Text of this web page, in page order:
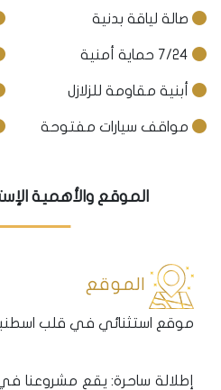
صالة لياقة بدنية
أبنية مقاومة للزلازل
مواقف سيارات مفتوحة
الموقع والأهمية
الموقع
موقع استثنائي في قلب
إطلالة ساحرة: يقع مشروعنا